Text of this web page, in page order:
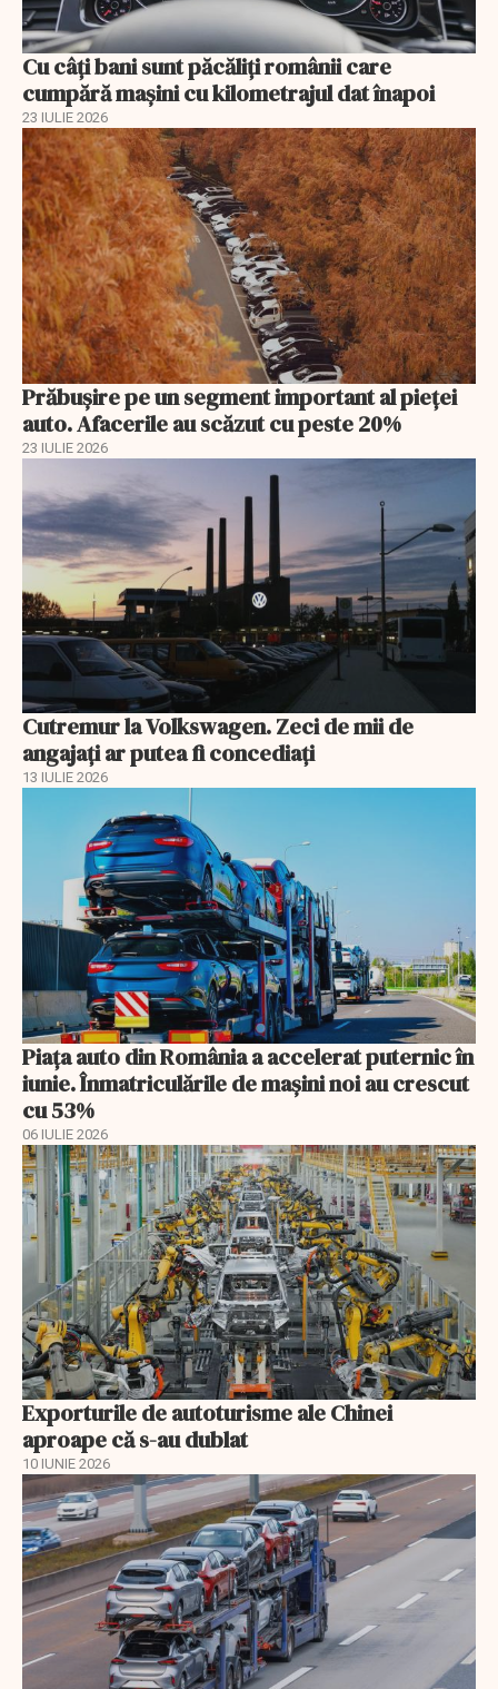
Cu câţi bani sunt păcăliţi românii care
cumpără maşini cu kilometrajul dat înapoi
23 IULIE 2026
Prăbușire pe un segment important al pieței
auto. Afacerile au scăzut cu peste 20%
23 IULIE 2026
Cutremur la Volkswagen. Zeci de mii de
angajați ar putea fi concediați
13 IULIE 2026
Piața auto din România a accelerat puternic în
iunie. Înmatriculările de mașini noi au crescut
cu 53%
06 IULIE 2026
Exporturile de autoturisme ale Chinei
aproape că s-au dublat
10 IUNIE 2026